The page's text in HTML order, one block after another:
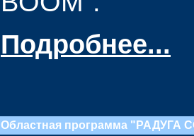
Подробнее...
Областная программа "РАДУГА